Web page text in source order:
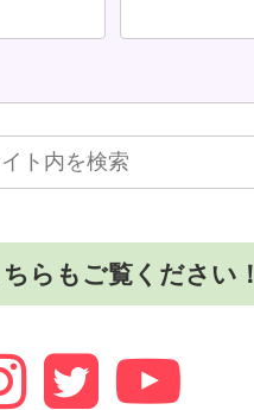
らもご覧ください！